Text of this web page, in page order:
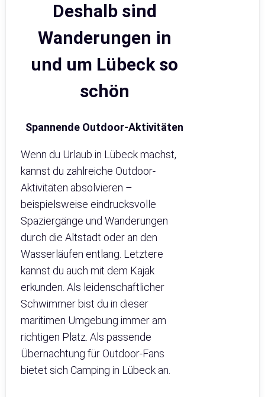
Deshalb sind
Wanderungen in
und um Lübeck so
schön
Spannende Outdoor-Aktivitäten
Wenn du Urlaub in Lübeck machst,
kannst du zahlreiche Outdoor-
Aktivitäten absolvieren –
beispielsweise eindrucksvolle
Spaziergänge und Wanderungen
durch die Altstadt oder an den
Wasserläufen entlang. Letztere
kannst du auch mit dem Kajak
erkunden. Als leidenschaftlicher
Schwimmer bist du in dieser
maritimen Umgebung immer am
richtigen Platz. Als passende
Übernachtung für Outdoor-Fans
bietet sich Camping in Lübeck an.